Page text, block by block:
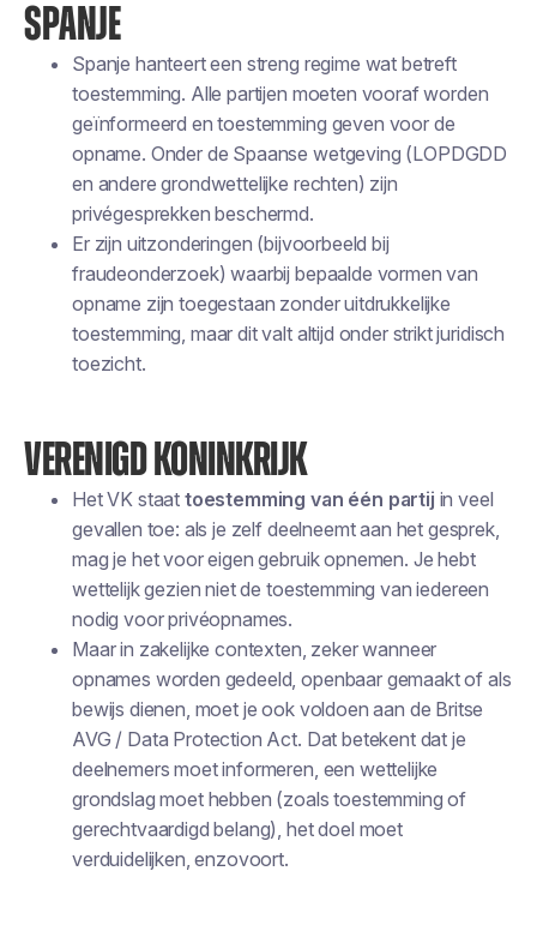
SPANJE
Spanje hanteert een streng regime wat betreft
toestemming. Alle partijen moeten vooraf worden
geïnformeerd en toestemming geven voor de
opname. Onder de Spaanse wetgeving (LOPDGDD
en andere grondwettelijke rechten) zijn
privégesprekken beschermd.
Er zijn uitzonderingen (bijvoorbeeld bij
fraudeonderzoek) waarbij bepaalde vormen van
opname zijn toegestaan zonder uitdrukkelijke
toestemming, maar dit valt altijd onder strikt juridisch
toezicht.
VERENIGD KONINKRIJK
Het VK staat toestemming van één partij in veel
gevallen toe: als je zelf deelneemt aan het gesprek,
mag je het voor eigen gebruik opnemen. Je hebt
wettelijk gezien niet de toestemming van iedereen
nodig voor privéopnames.
Maar in zakelijke contexten, zeker wanneer
opnames worden gedeeld, openbaar gemaakt of als
bewijs dienen, moet je ook voldoen aan de Britse
AVG / Data Protection Act. Dat betekent dat je
deelnemers moet informeren, een wettelijke
grondslag moet hebben (zoals toestemming of
gerechtvaardigd belang), het doel moet
verduidelijken, enzovoort.